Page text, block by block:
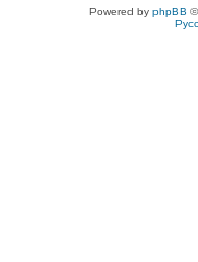
Powered by phpBB